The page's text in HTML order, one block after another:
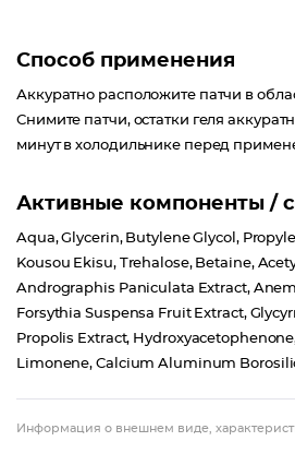
Способ применения
Аккуратно расположите патчи в
Снимите патчи, остатки геля
минут в холодильнике перед
Активные компоненты /
Aqua, Glycerin, Butylene Glycol,
Kousou Ekisu, Trehalose, Betaine,
Andrographis Paniculata Extract,
Forsythia Suspensa Fruit Extract,
Propolis Extract,
Limonene, Calcium Aluminum
Информация о внешнем виде,